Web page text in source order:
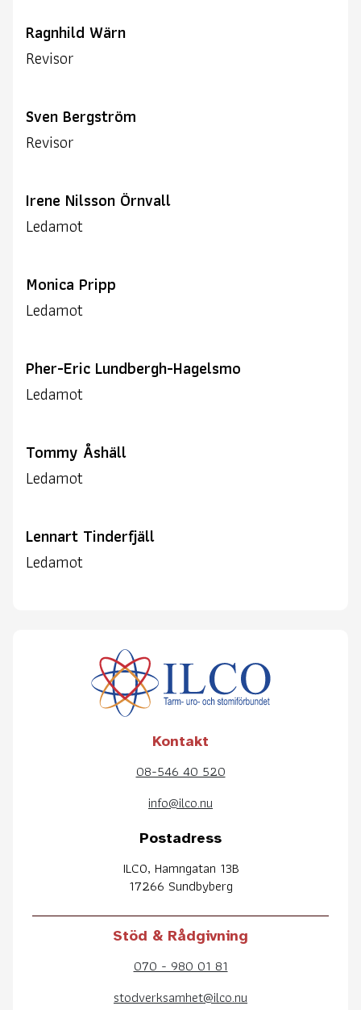
Ragnhild Wärn
Revisor
Sven Bergström
Revisor
Irene Nilsson Örnvall
Ledamot
Monica Pripp
Ledamot
Pher-Eric Lundbergh-Hagelsmo
Ledamot
Tommy Åshäll
Ledamot
Lennart Tinderfjäll
Ledamot
Kontakt
08-546 40 520
info@ilco.nu
Postadress
ILCO, Hamngatan 13B
17266 Sundbyberg
Stöd & Rådgivning
070 - 980 01 81
stodverksamhet@ilco.nu